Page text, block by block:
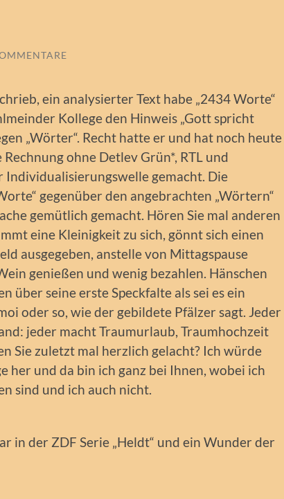
ein analysierter Text habe „2434 Worte“
Kollege den Hinweis „Gott spricht
„Wörter“. Recht hatte er und hat noch heute
ohne Detlev Grün*, RTL und
Individualisierungswelle gemacht. Die
gegenüber den angebrachten „Wörtern“
gemütlich gemacht. Hören Sie mal anderen
eine Kleinigkeit zu sich, gönnt sich einen
ausgegeben, anstelle von Mittagspause
genießen und wenig bezahlen. Hänschen
über seine erste Speckfalte als sei es ein
oder so, wie der gebildete Pfälzer sagt. Jeder
jeder macht Traumurlaub, Traumhochzeit
Sie zuletzt mal herzlich gelacht? Ich würde
her und da bin ich ganz bei Ihnen, wobei ich
sind und ich auch nicht.
in der ZDF Serie „Heldt“ und ein Wunder der